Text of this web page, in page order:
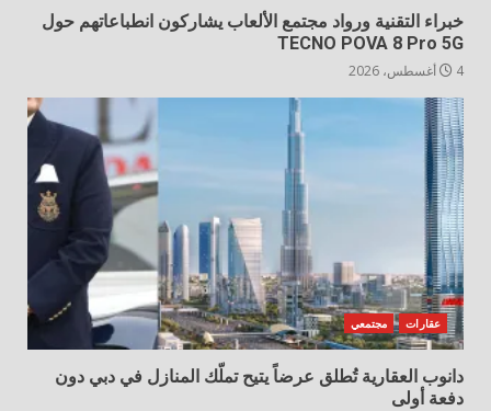
خبراء التقنية ورواد مجتمع الألعاب يشاركون انطباعاتهم حول
TECNO POVA 8 Pro 5G
4 أغسطس، 2026
عقارات مجتمعي
دانوب العقارية تُطلق عرضاً يتيح تملّك المنازل في دبي دون
دفعة أولى